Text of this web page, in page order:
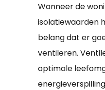
Wanneer de
isolatiewaarden
belang dat er
ventileren.
optimale